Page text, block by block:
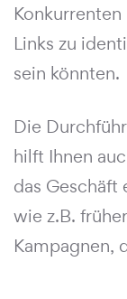
Links zu
sein könnten.
Die
hilft Ihnen
das Geschäft
wie z.B.
Kampagnen,